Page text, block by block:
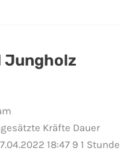
Jungholz
Kräfte Dauer
18:47 9 1 Stunde